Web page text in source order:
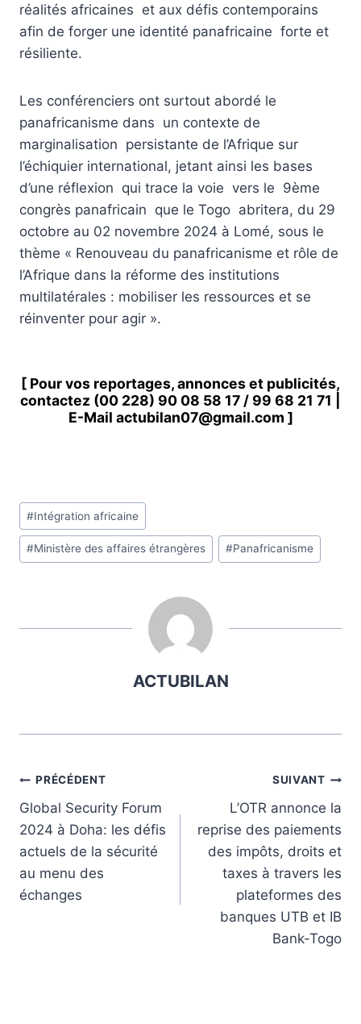
réalités africaines et aux défis contemporains
afin de forger une identité panafricaine forte et
résiliente.
Les conférenciers ont surtout abordé le
panafricanisme dans un contexte de
marginalisation persistante de l’Afrique sur
l’échiquier international, jetant ainsi les bases
d’une réflexion qui trace la voie vers le 9ème
congrès panafricain que le Togo abritera, du 29
octobre au 02 novembre 2024 à Lomé, sous le
thème « Renouveau du panafricanisme et rôle de
l’Afrique dans la réforme des institutions
multilatérales : mobiliser les ressources et se
réinventer pour agir ».
[ Pour vos reportages, annonces et publicités,
contactez (00 228) 90 08 58 17 / 99 68 21 71
E-Mail actubilan07@gmail.com ]
Étiquettes
de
la
#Intégration africaine
#Ministère des affaires étrangères #Panafricanisme
ACTUBILAN
Navigation
de
l’article
PRÉCÉDENT
Global Security Forum
2024 à Doha: les défis
actuels de la sécurité
au menu des
échanges
SUIVANT
L’OTR annonce la
reprise des paiements
des impôts, droits et
taxes à travers les
plateformes des
banques UTB et IB
Bank-Togo